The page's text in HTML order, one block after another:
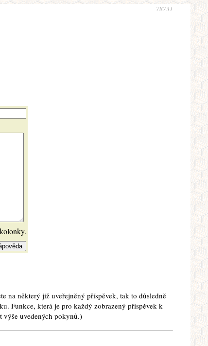
78731
na některý již uveřejněný příspěvek, tak to důsledně
Funkce, která je pro každý zobrazený příspěvek k
výše uvedených pokynů.)